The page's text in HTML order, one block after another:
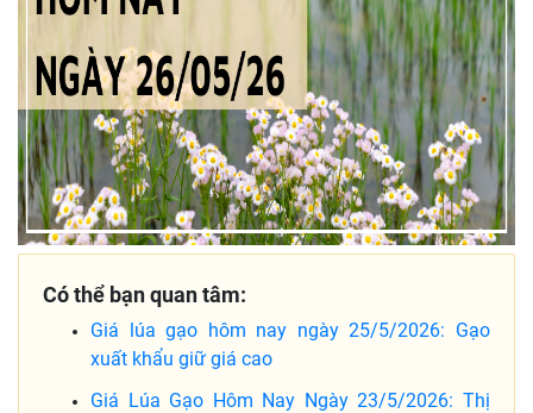
Có thể bạn quan tâm:
Giá lúa gạo hôm nay ngày 25/5/2026: Gạo
xuất khẩu giữ giá cao
Giá Lúa Gạo Hôm Nay Ngày 23/5/2026: Thị